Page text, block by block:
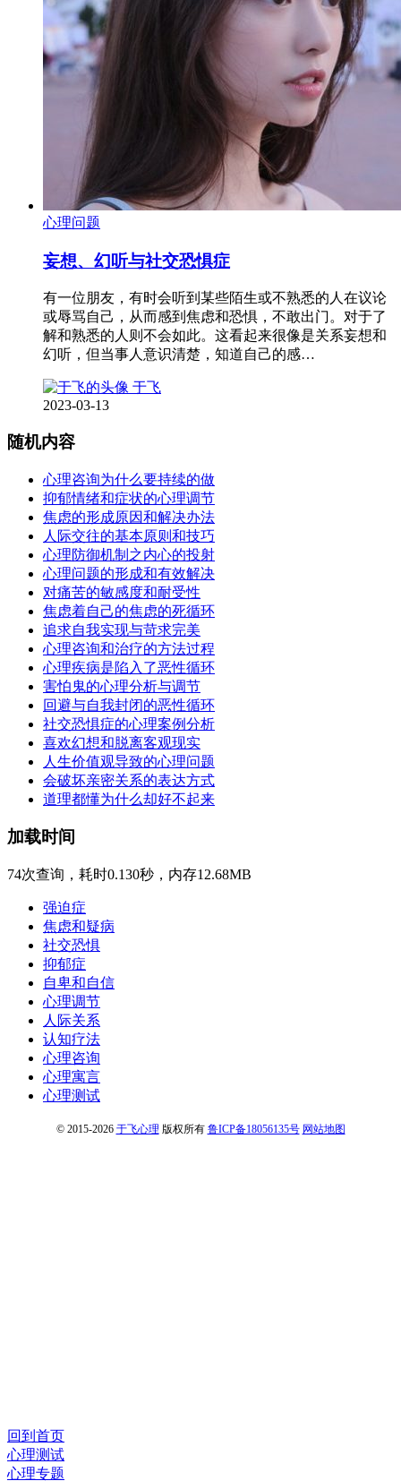
心理问题
妄想、幻听与社交恐惧症
有一位朋友，有时会听到某些陌生或不熟悉的人在议论
或辱骂自己，从而感到焦虑和恐惧，不敢出门。对于了
解和熟悉的人则不会如此。这看起来很像是关系妄想和
幻听，但当事人意识清楚，知道自己的感…
于飞
2023-03-13
随机内容
心理咨询为什么要持续的做
抑郁情绪和症状的心理调节
焦虑的形成原因和解决办法
人际交往的基本原则和技巧
心理防御机制之内心的投射
心理问题的形成和有效解决
对痛苦的敏感度和耐受性
焦虑着自己的焦虑的死循环
追求自我实现与苛求完美
心理咨询和治疗的方法过程
心理疾病是陷入了恶性循环
害怕鬼的心理分析与调节
回避与自我封闭的恶性循环
社交恐惧症的心理案例分析
喜欢幻想和脱离客观现实
人生价值观导致的心理问题
会破坏亲密关系的表达方式
道理都懂为什么却好不起来
加载时间
74次查询，耗时0.130秒，内存12.68MB
强迫症
焦虑和疑病
社交恐惧
抑郁症
自卑和自信
心理调节
人际关系
认知疗法
心理咨询
心理寓言
心理测试
© 2015-2026 于飞心理 版权所有 鲁ICP备18056135号 网站地图
回到首页
心理测试
心理专题